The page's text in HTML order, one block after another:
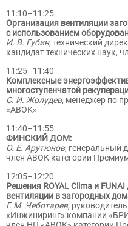
11:10–11:25
Организация вентиляции
с использованием
И. В. Губин, технический
кандидат технических наук,
11:25–11:40
Комплексные
многоступенчатой
С. И. Жолудев, менеджер по
«АВОК»
11:40–11:55
ФИНСКИЙ ДОМ:
О. Е. Арутюнов,
член АВОК категории
12:05–12:20
Решения ROYAL Clima и
вентиляции в загородных
Г. М. Чеботарев,
«Инжиниринг» компании